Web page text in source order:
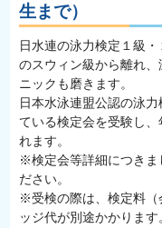
生まで）
日水連の泳力検定１級
のスウィン級から離れ
ニックも磨きます。
日本水泳連盟公認の泳
ている検定会を受験し
れます。
※検定会等詳細につきま
ださい。
※受検の際は、検定料（
ッジ代が別途かかります